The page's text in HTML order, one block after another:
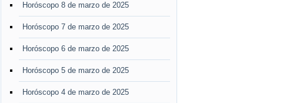
Horóscopo 8 de marzo de 2025
Horóscopo 7 de marzo de 2025
Horóscopo 6 de marzo de 2025
Horóscopo 5 de marzo de 2025
Horóscopo 4 de marzo de 2025